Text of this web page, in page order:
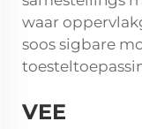
waar
soos sigbare
VEE